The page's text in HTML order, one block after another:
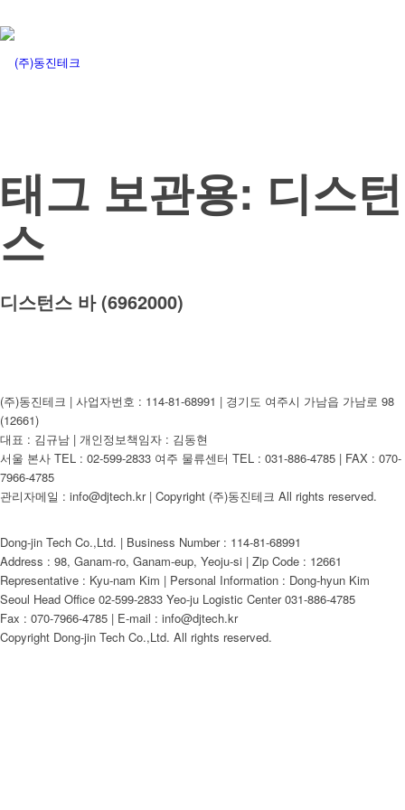
태그 보관용: 디스턴
스
디스턴스 바 (6962000)
(주)동진테크 | 사업자번호 : 114-81-68991 | 경기도 여주시 가남읍 가남로 98
(12661)
대표 : 김규남 | 개인정보책임자 : 김동현
서울 본사 TEL : 02-599-2833 여주 물류센터 TEL : 031-886-4785 | FAX : 070-
7966-4785
관리자메일 : info@djtech.kr | Copyright (주)동진테크 All rights reserved.
Dong-jin Tech Co.,Ltd. | Business Number : 114-81-68991
Address : 98, Ganam-ro, Ganam-eup, Yeoju-si | Zip Code : 12661
Representative : Kyu-nam Kim | Personal Information : Dong-hyun Kim
Seoul Head Office 02-599-2833 Yeo-ju Logistic Center 031-886-4785
Fax : 070-7966-4785 | E-mail : info@djtech.kr
Copyright Dong-jin Tech Co.,Ltd. All rights reserved.